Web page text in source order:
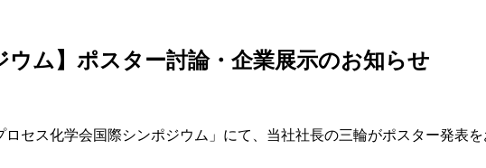
ウム】ポスター討論・企業展示のお知らせ
ロセス化学会国際シンポジウム」にて、当社社長の三輪がポスター発表